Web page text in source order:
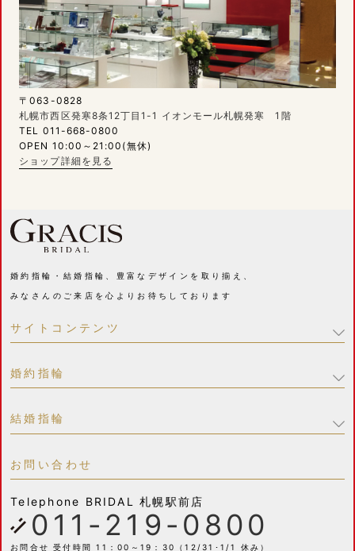
〒063-0828
札幌市西区発寒8条12丁目1-1 イオンモール札幌発寒 1階
TEL 011-668-0800
OPEN 10:00～21:00(無休)
ショップ詳細を見る
婚約指輪・結婚指輪、豊富なデザインを取り揃え、
みなさんのご来店を心よりお待ちしております
サイトコンテンツ
婚約指輪
結婚指輪
お問い合わせ
Telephone BRIDAL 札幌駅前店
011-219-0800
お問合せ 受付時間 11：00～19：30（12/31･1/1 休み）